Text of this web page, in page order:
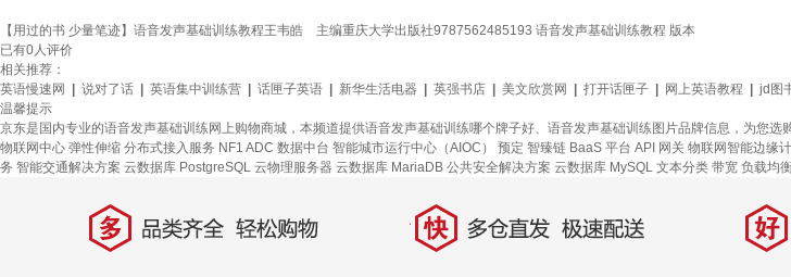
【用过的书 少量笔迹】语音发声基础训练教程王韦皓 主编重庆大学出版社9787562485193 语音发声基础训练教程 版本
已有0人评价
相关推荐：
英语慢速网
说对了话 英语集中训练营 话匣子英语 新华生活电器 英强书店 美文欣赏网 打开话匣子 网上英语教程 jd图
温馨提示
京东是国内专业的语音发声基础训练网上购物商城，本频道提供语音发声基础训练哪个牌子好、语音发声基础训练图片品牌信息，为您
物联网中心 弹性伸缩 分布式接入服务 NF1 ADC 数据中台 智能城市运行中心（AIOC） 预定 智臻链 BaaS 平台 API 网关 物联网智能边缘
务 智能交通解决方案 云数据库 PostgreSQL 云物理服务器 云数据库 MariaDB 公共安全解决方案 云数据库 MySQL 文本分类 带宽 负载均
多 品类齐全，轻松购物 快 多仓直发，极速配送 好